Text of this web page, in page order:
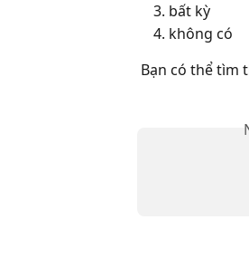
bất kỳ
không có
Bạn có thể tìm